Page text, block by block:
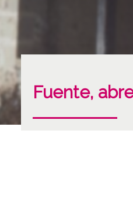
Fuente,